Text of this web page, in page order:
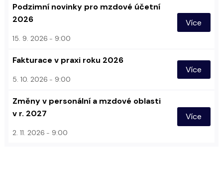
Podzimní novinky pro mzdové účetní
2026
15. 9. 2026 9:00
Více
Fakturace v praxi roku 2026
5. 10. 2026 9:00
Více
Změny v personální a mzdové oblasti
v r. 2027
2. 11. 2026 9:00
Více